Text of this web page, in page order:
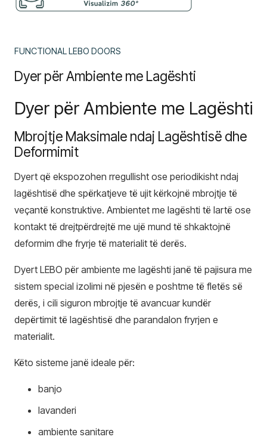
FUNCTIONAL LEBO DOORS
Dyer për Ambiente me Lagështi
Dyer për Ambiente me Lagështi
Mbrojtje Maksimale ndaj Lagështisë dhe
Deformimit
Dyert që ekspozohen rregullisht ose periodikisht ndaj
lagështisë dhe spërkatjeve të ujit kërkojnë mbrojtje të
veçantë konstruktive. Ambientet me lagështi të lartë ose
kontakt të drejtpërdrejtë me ujë mund të shkaktojnë
deformim dhe fryrje të materialit të derës.
Dyert LEBO për ambiente me lagështi janë të pajisura me
sistem special izolimi në pjesën e poshtme të fletës së
derës, i cili siguron mbrojtje të avancuar kundër
depërtimit të lagështisë dhe parandalon fryrjen e
materialit.
Këto sisteme janë ideale për:
banjo
lavanderi
ambiente sanitare